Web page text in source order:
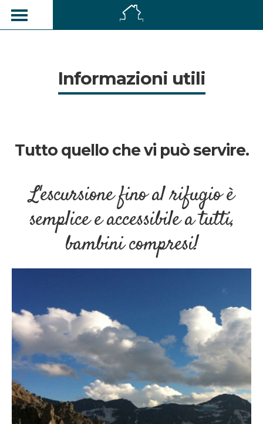
Informazioni utili
Tutto quello che vi può servire.
L'escursione fino al rifugio è
semplice e accessibile a tutti,
bambini compresi!